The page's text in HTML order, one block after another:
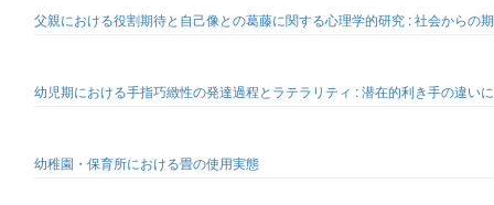
父親における役割期待と自己像との葛藤に関する心理学的研究 : 社会からの
幼児期における手指巧緻性の発達過程とラテラリティ : 潜在的利き手の違い
幼稚園・保育所における畳の使用実態